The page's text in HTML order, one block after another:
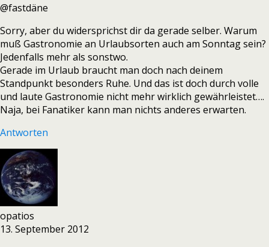
@fastdäne
Sorry, aber du widersprichst dir da gerade selber. Warum
muß Gastronomie an Urlaubsorten auch am Sonntag sein?
Jedenfalls mehr als sonstwo.
Gerade im Urlaub braucht man doch nach deinem
Standpunkt besonders Ruhe. Und das ist doch durch volle
und laute Gastronomie nicht mehr wirklich gewährleistet….
Naja, bei Fanatiker kann man nichts anderes erwarten.
Antworten
opatios
13. September 2012